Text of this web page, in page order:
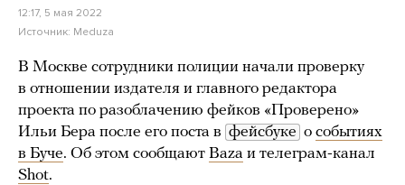
12:17, 5 мая 2022
Источник: Meduza
В Москве сотрудники полиции начали проверку
в отношении издателя и главного редактора
проекта по разоблачению фейков «Проверено»
Ильи Бера после его поста в фейсбуке о событиях
в Буче. Об этом сообщают Baza и телеграм-канал
Shot.